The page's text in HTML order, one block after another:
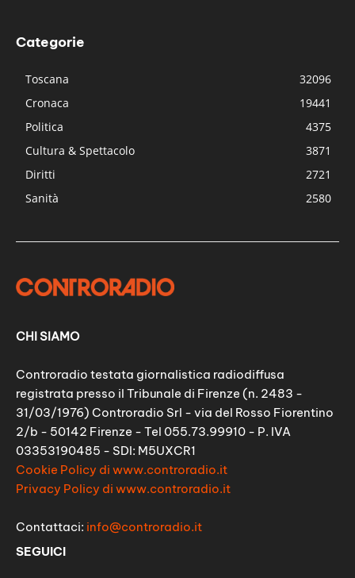
Categorie
Toscana
32096
Cronaca
19441
Politica
4375
Cultura & Spettacolo
3871
Diritti
2721
Sanità
2580
CHI SIAMO
Controradio testata giornalistica radiodiffusa
registrata presso il Tribunale di Firenze (n. 2483 -
31/03/1976) Controradio Srl - via del Rosso Fiorentino
2/b - 50142 Firenze - Tel 055.73.99910 - P. IVA
03353190485 - SDI: M5UXCR1
Cookie Policy di www.controradio.it
Privacy Policy di www.controradio.it
Contattaci: info@controradio.it
SEGUICI